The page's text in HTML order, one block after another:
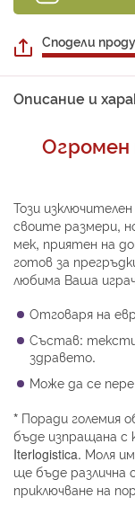
Сподели
Описание и
Огромен
Този
своите размери,
мек, приятен на
готов за
любима Ваша
Отговаря на
Състав:
здравето.
Може да се
* Поради големия
бъде изпращана с
Iterlogistica. Моля
ще бъде различна
приключване на